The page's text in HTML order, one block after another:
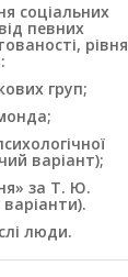
соціальних
певних
рівня
груп;
варіант);
за Т. Ю.
люди.